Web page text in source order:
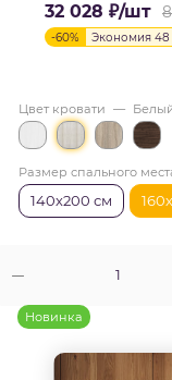
32 028 ₽/шт
-60% Экономия 48
Цвет кровати —
Размер спального
140х200 см
Новинка